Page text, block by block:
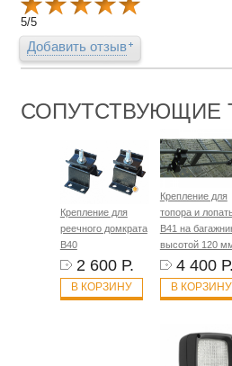
5/5
Добавить отзыв
СОПУТСТВУЮЩИЕ
Крепление для
реечного домкрата
B40
2 600 Р.
В КОРЗИНУ
Крепление для
топора и
B41 на
высотой 120
4 400 Р.
В КОРЗИНУ